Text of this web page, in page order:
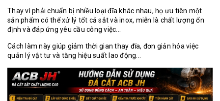
Thay vì phải chuẩn bị nhiều loại đĩa khác nhau, họ ưu tiên một
sản phẩm có thể xử lý tốt cả sắt và inox, miễn là chất lượng ổn
định và đáp ứng yêu cầu công việc...
Cách làm này giúp giảm thời gian thay đĩa, đơn giản hóa việc
quản lý vật tư và tăng hiệu suất lao động...